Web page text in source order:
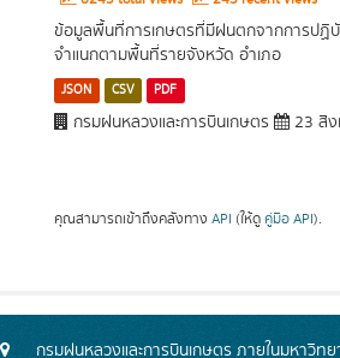
ข้อมูลพื้นที่การเกษตรที่มีฝนตกจากการปฏิ
จำแนกตามพื้นที่รายจังหวัด อำเภอ
JSON CSV PDF
กรมฝนหลวงและการบินเกษตร 23 สิ
คุณสามารถเข้าถึงคลังทาง API (ให้ดู คู่มือ API).
กรมฝนหลวงและการบินเกษตร ภายในมหาวิท